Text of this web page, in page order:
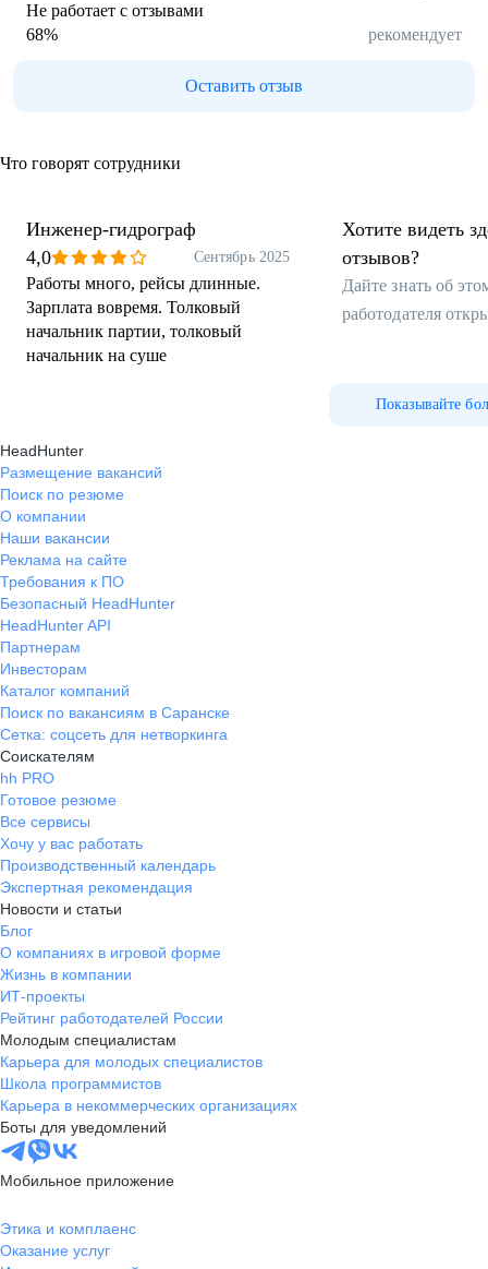
Не работает с отзывами
68% рекомендует
Оставить отзыв
Что говорят сотрудники
Инженер-гидрограф
4,0
Сентябрь 2025
Работы много, рейсы длинные.
Зарплата вовремя. Толковый
начальник партии, толковый
начальник на суше
Хотите видеть
отзывов?
Дайте знать об
работодателя
Показывайте
HeadHunter
Размещение вакансий
Поиск по резюме
О компании
Наши вакансии
Реклама на сайте
Требования к ПО
Безопасный HeadHunter
HeadHunter API
Партнерам
Инвесторам
Каталог компаний
Поиск по вакансиям в Саранске
Сетка: соцсеть для нетворкинга
Соискателям
hh PRO
Готовое резюме
Все сервисы
Хочу у вас работать
Производственный календарь
Экспертная рекомендация
Новости и статьи
Блог
О компаниях в игровой форме
Жизнь в компании
ИТ-проекты
Рейтинг работодателей России
Молодым специалистам
Карьера для молодых специалистов
Школа программистов
Карьера в некоммерческих организациях
Боты для уведомлений
Мобильное приложение
Этика и комплаенс
Оказание услуг